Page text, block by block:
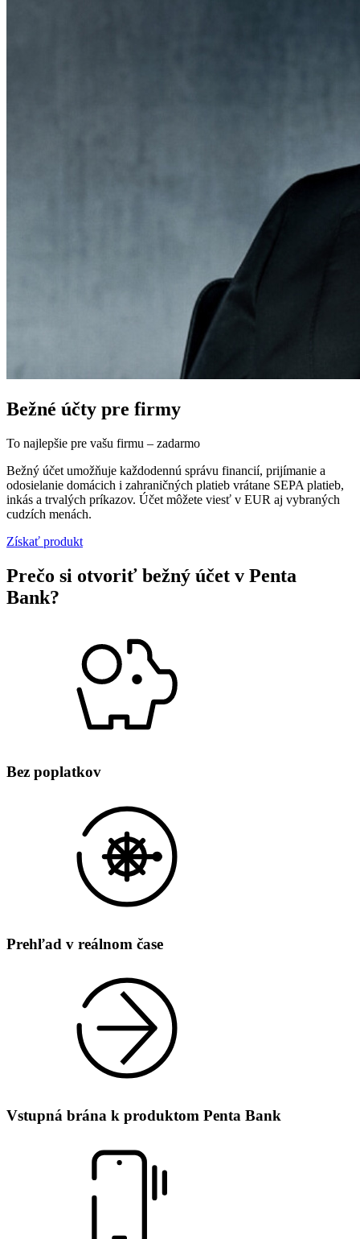
Bežné účty pre firmy
To najlepšie pre vašu firmu – zadarmo
Bežný účet umožňuje každodennú správu financií, prijímanie a
odosielanie domácich i zahraničných platieb vrátane SEPA platieb,
inkás a trvalých príkazov. Účet môžete viesť v EUR aj vybraných
cudzích menách.
Získať produkt
Prečo si otvoriť bežný účet v Penta
Bank?
Bez poplatkov
Prehľad v reálnom čase
Vstupná brána k produktom Penta Bank